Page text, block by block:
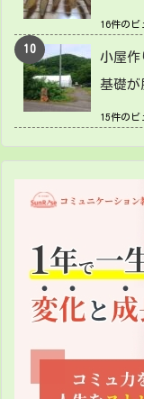
16件のビ
小屋
基礎が
15件のビ